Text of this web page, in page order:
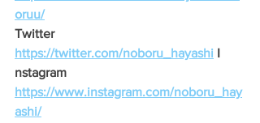
oruu/
Twitter
https://twitter.com/noboru_hayashi I
nstagram
https://www.instagram.com/noboru_hay
ashi/